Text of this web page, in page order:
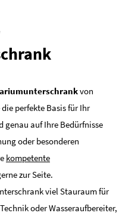
von
perfekte Basis für Ihr
auf Ihre Bedürfnisse
oder besonderen
kompetente
zur Seite.
viel Stauraum für
oder Wasseraufbereiter,